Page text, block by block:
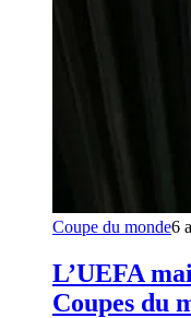
Coupe du monde6
L’UEFA
Coupes du